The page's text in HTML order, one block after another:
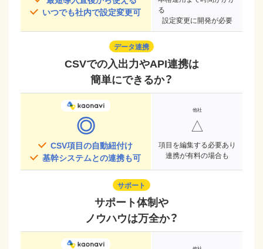
いつでも社内で設定変更可
る
設定変更に開発が必要
データ連携
CSVでの入出力やAPI連携は
簡単にできるか？
◎
CSV項目の自動紐付け
基幹システムとの連携も可
△
項目を編集する必要あり
連携が有料の場合も
サポート
サポート体制や
ノウハウは万全か？